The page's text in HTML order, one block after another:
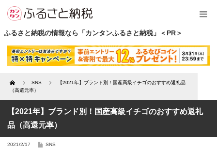
ふるさと納税の情報なら「カンタンふるさと納税」＜PR＞
Home SNS
【2021年】ブランド別！国産高級イチゴのおすすめ返礼品
（高還元率）
【2021年】ブランド別！国産高級イチゴのおすすめ返礼
品（高還元率）
2021/2/17 SNS